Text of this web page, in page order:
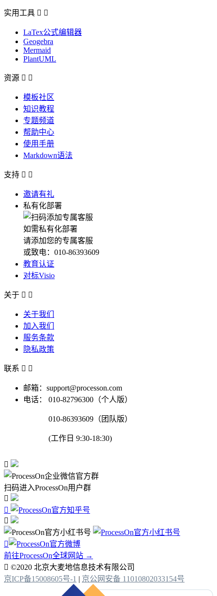
实用工具  
LaTex公式编辑器
Geogebra
Mermaid
PlantUML
资源  
模板社区
知识教程
专题频道
帮助中心
使用手册
Markdown语法
支持  
邀请有礼
私有化部署
如需私有化部署
请添加您的专属客服
或致电：010-86393609
教育认证
对标Visio
关于  
关于我们
加入我们
服务条款
隐私政策
联系  
邮箱：support@processon.com
电话：
010-82796300（个人版）
010-86393609（团队版）
(工作日 9:30-18:30)

扫码进入ProcessOn用户群




前往ProcessOn全球网站 →
 ©2020 北京大麦地信息技术有限公司
京ICP备15008605号-1 | 京公网安备 11010802033154号